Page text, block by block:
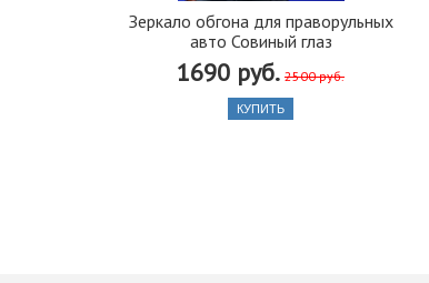
Зеркало обгона для праворульных
авто Совиный глаз
1690 руб. 2500 руб.
КУПИТЬ